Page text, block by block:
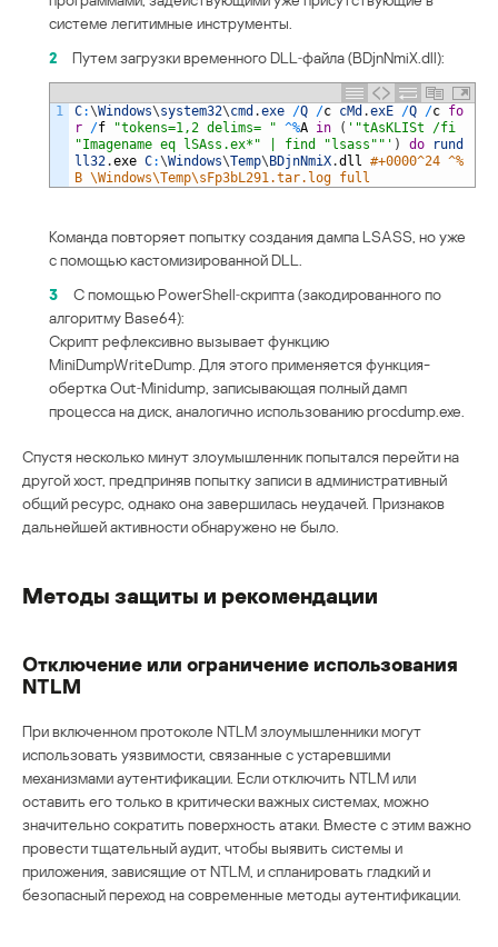
системе легитимные инструменты.
2
Путем загрузки временного DLL‑файла (BDjnNmiX.dll):
1 C:\Windows\system32\cmd .exe /Q /c cMd .exE /Q /c fo
r /f "tokens=1,2 delims= " ^%A in ( '"tAsKLISt /fi
"Imagename eq lSAss.ex*" | find "lsass""' ) do
rund
ll32.exe C:\Windows\Temp\BDjnNmiX.dll
#+0000^24 ^%
B \Windows\Temp\sFp3bL291.tar.log full
Команда повторяет попытку создания дампа LSASS, но уже
с помощью кастомизированной DLL.
3
С помощью PowerShell‑скрипта (закодированного по
алгоритму Base64):
Скрипт рефлексивно вызывает функцию
MiniDumpWriteDump. Для этого применяется функция-
обертка Out‑Minidump, записывающая полный дамп
процесса на диск, аналогично использованию procdump.exe.
Спустя несколько минут злоумышленник попытался перейти на
другой хост, предприняв попытку записи в административный
общий ресурс, однако она завершилась неудачей. Признаков
дальнейшей активности обнаружено не было.
Методы защиты и рекомендации
Отключение или ограничение использования
NTLM
При включенном протоколе NTLM злоумышленники могут
использовать уязвимости, связанные с устаревшими
механизмами аутентификации. Если отключить NTLM или
оставить его только в критически важных системах, можно
значительно сократить поверхность атаки. Вместе с этим важно
провести тщательный аудит, чтобы выявить системы и
приложения, зависящие от NTLM, и спланировать гладкий и
безопасный переход на современные методы аутентификации.